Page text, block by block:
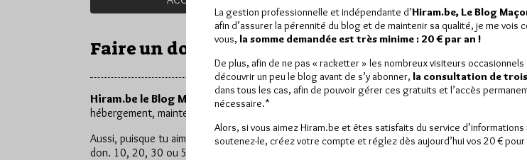
Faire un don
Hiram.be le Blog Maçonniqueest comme tu peux le constater développé et géré de
hébergement, maintenance, recherche et collecte des renseignements, parfois des
Aussi, puisque tu aimes
Hiram.be le Blog Maçonniqueou bénéficie de son relai pour faire
don. 10, 20, 30 ou 50 € selon tes moyens. Chaque contribution sera la bienvenue et me
La gestion professionnelle et indépendante d’Hiram.be, Le Blog
afin d’assurer la pérennité du blog et de maintenir sa qualité, je me vois
vous, la somme demandée est très minime : 20 € par an !
De plus, afin de ne pas « racketter » les nombreux visiteurs
découvrir un peu le blog avant de s’y abonner, la consultation de
dans tous les cas, afin de pouvoir gérer ces gratuits et l’accès
nécessaire.*
Alors, si vous aimez Hiram.be et êtes satisfaits du service
soutenez-le, créez votre compte et réglez dès aujourd’hui vos 20 €